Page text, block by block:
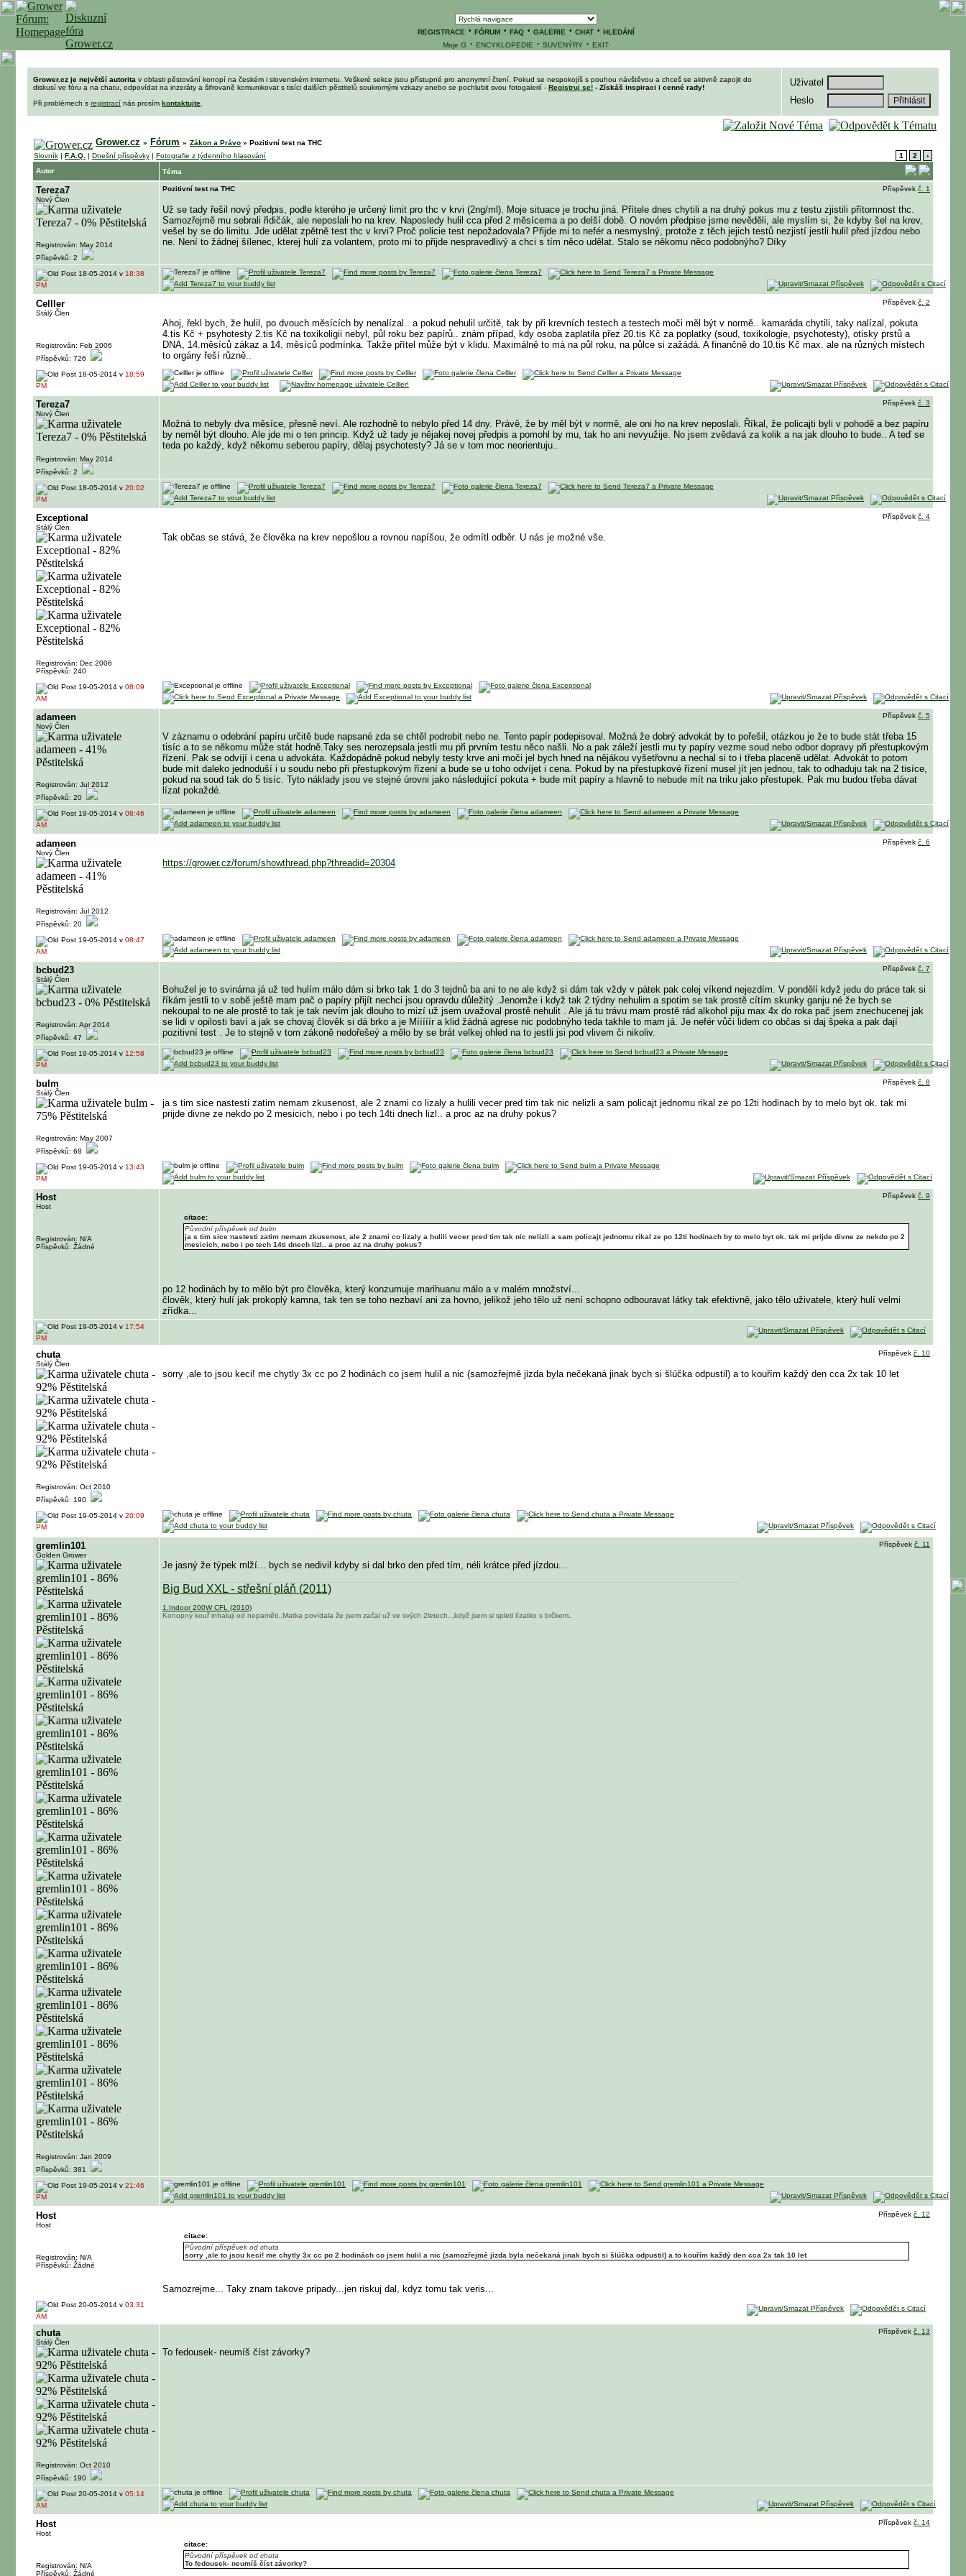
REGISTRACE · FÓRUM· FAQ· GALERIE · CHAT· HLEDÁNÍ
Moje G · ENCYKLOPEDIE · SUVENÝRY · EXIT
Grower.cz je největší autorita v oblasti pěstování konopí na českém i slovenském internetu. Veškeré sekce jsou přístupné pro anonymní čtení. Pokud se nespokojíš s pouhou návštěvou a chceš se aktivně zapojit do
diskusí ve fóru a na chatu, odpovídat na inzeráty a šifrovaně komunikovat s tisíci dalších pěstitelů soukromými vzkazy anebo se pochlubit svou fotogalerií - Registruj se! - Získáš inspiraci i cenné rady!
Při problémech s registrací nás prosím kontaktujte
Uživatel
Heslo
Grower.cz » Fórum » Zákon a Právo » Pozitivní test na THC
Slovník | F.A.Q. | Dnešní příspěvky | Fotografie z týdenního hlasování 1 2
›
Autor
Téma
Tereza7
Nový Člen
Registrován: May 2014
Příspěvků: 2
Pozitivní test na THC Příspěvek č. 1
Už se tady řešil nový předpis, podle kterého je určený limit pro thc v krvi (2ng/ml). Moje situace je trochu jiná. Přítele dnes chytili a na druhý pokus mu z testu zjistili přítomnost thc.
Samozřejmě mu sebrali řidičák, ale neposlali ho na krev. Naposledy hulil cca před 2 měsícema a po delší době. O novém předpise jsme nevěděli, ale myslím si, že kdyby šel na krev,
vešel by se do limitu. Jde udělat zpětně test thc v krvi? Proč policie test nepožadovala? Přijde mi to nefér a nesmyslný, protože z těch jejich testů nezjistí jestli hulil před jízdou nebo
ne. Není to žádnej šílenec, kterej hulí za volantem, proto mi to přijde nespravedlivý a chci s tím něco udělat. Stalo se někomu něco podobnýho? Díky
18-05-2014 v 18:38
PM
Celller
Stálý Člen
Registrován: Feb 2006
Příspěvků: 726
Příspěvek č. 2
Ahoj, řekl bych, že hulil, po dvouch měsících by nenalízal.. a pokud nehulil určitě, tak by při krevních testech a testech moči měl být v normě.. kamaráda chytili, taky nalízal, pokuta
4.tis Kč + psyhotesty 2.tis Kč na toxikoligii nebyl, půl roku bez papírů.. znám případ, kdy osoba zaplatila přez 20.tis Kč za poplatky (soud, toxikologie, psychotesty), otisky prstů a
DNA, 14.měsíců zákaz a 14. měsíců podmínka. Takže přítel může být v klidu. Maximálně to má na půl roku, na půlce si zažádá. A finančně do 10.tis Kč max. ale na různých místech
to orgány řeší různě..
18-05-2014 v 18:59
PM
Tereza7
Nový Člen
Registrován: May 2014
Příspěvků: 2
Příspěvek č. 3
Možná to nebyly dva měsíce, přesně neví. Ale rozhodně to nebylo před 14 dny. Právě, že by měl být v normě, ale oni ho na krev neposlali. Říkal, že policajti byli v pohodě a bez papíru
by neměl být dlouho. Ale jde mi o ten princip. Když už tady je nějakej novej předpis a pomohl by mu, tak ho ani nevyužije. No jsem zvědavá za kolik a na jak dlouho to bude.. A teď se
teda po každý, když někomu seberou papíry, dělaj psychotesty? Já se v tom moc neorientuju..
18-05-2014 v 20:02
PM
Exceptional
Stálý Člen
Registrován: Dec 2006
Příspěvků: 240
Příspěvek č. 4
Tak občas se stává, že člověka na krev nepošlou a rovnou napíšou, že odmítl odběr. U nás je možné vše.
19-05-2014 v 08:09
AM
adameen
Nový Člen
Registrován: Jul 2012
Příspěvků: 20
Příspěvek č. 5
V záznamu o odebrání papíru určitě bude napsané zda se chtěl podrobit nebo ne. Tento papír podepisoval. Možná že dobrý advokát by to pořešil, otázkou je že to bude stát třeba 15
tisíc a to se někomu může stát hodně.Taky ses nerozepsala jestli mu při prvním testu něco našli. No a pak záleží jestli mu ty papíry vezme soud nebo odbor dopravy při přestupkovým
řízení. Pak se odvíjí i cena u advokáta. Každopádně pokud nebyly testy krve ani moči jel bych hned na nějákou vyšetřovnu a nechal si to i třeba placeně udělat. Advokát to potom
bude mít daleko jednoduší i u soudu nebo při přestupkovým řízení a bude se u toho odvíjet i cena. Pokud by na přestupkové řízení musel jít jen jednou, tak to odhaduju tak na 2 tisíce,
pokud na soud tak do 5 tisíc. Tyto náklady jsou ve stejné úrovni jako následující pokuta + bude mít papíry a hlavně to nebude mít na triku jako přestupek. Pak mu budou třeba dávat
lízat pokaždé.
19-05-2014 v 08:46
AM
adameen
Nový Člen
Registrován: Jul 2012
Příspěvků: 20
Příspěvek č. 6
https://grower.cz/forum/showthread.php?threadid=20304
19-05-2014 v 08:47
AM
bcbud23
Stálý Člen
Registrován: Apr 2014
Příspěvků: 47
Příspěvek č. 7
Bohužel je to svinárna já už ted hulím málo dám si brko tak 1 do 3 tejdnů ba ani to ne ale když si dám tak vždy v pátek pak celej víkend nejezdím. V pondělí když jedu do práce tak si
říkám jestli to v sobě ještě mam pač o papíry přijít nechci jsou opravdu důležitý .Jenomže i když tak 2 týdny nehulim a spotim se tak prostě cítím skunky ganju né že bych se
nekoupal to ne ale prostě to tak je tak nevím jak dlouho to mizí už jsem uvažoval prostě nehulit . Ale já tu trávu mam prostě rád alkohol piju max 4x do roka pač jsem znechucenej jak
se lidi v opilosti baví a jak se chovaj člověk si dá brko a je Mííííír a klid žádná agrese nic podobnýho teda takhle to mam já. Je nefér vůči lidem co občas si daj špeka a pak dají
pozitivní test . Je to stejně v tom zákoně nedořešeý a mělo by se brát velkej ohled na to jestli jsi pod vlivem či nikoliv.
19-05-2014 v 12:58
PM
bulm
Stálý Člen
Registrován: May 2007
Příspěvků: 68
Příspěvek č. 8
ja s tim sice nastesti zatim nemam zkusenost, ale 2 znami co lizaly a hulili vecer pred tim tak nic nelizli a sam policajt jednomu rikal ze po 12ti hodinach by to melo byt ok. tak mi
prijde divne ze nekdo po 2 mesicich, nebo i po tech 14ti dnech lizl.. a proc az na druhy pokus?
19-05-2014 v 13:43
PM
Host
Host
Registrován: N/A
Příspěvků: Žádné
Příspěvek č. 9
citace:
Původní příspěvek od bulm
ja s tim sice nastesti zatim nemam zkusenost, ale 2 znami co lizaly a hulili vecer pred tim tak nic nelizli a sam policajt jednomu rikal ze po 12ti hodinach by to melo byt ok. tak mi prijde divne ze nekdo po 2
mesicich, nebo i po tech 14ti dnech lizl.. a proc az na druhy pokus?
po 12 hodinách by to mělo být pro člověka, který konzumuje marihuanu málo a v malém množství...
člověk, který hulí jak prokoplý kamna, tak ten se toho nezbaví ani za hovno, jelikož jeho tělo už není schopno odbouravat látky tak efektivně, jako tělo uživatele, který hulí velmi
zřídka...
19-05-2014 v 17:54
PM
chuta
Stálý Člen
Registrován: Oct 2010
Příspěvků: 190
Příspěvek č. 10
sorry ,ale to jsou keci! me chytly 3x cc po 2 hodinách co jsem hulil a nic (samozřejmě jizda byla nečekaná jinak bych si šlúčka odpustil) a to kouřím každý den cca 2x tak 10 let
19-05-2014 v 20:09
PM
gremlin101
Golden Grower
Registrován: Jan 2009
Příspěvků: 381
Příspěvek č. 11
Je jasný že týpek mlží... bych se nedivil kdyby si dal brko den před tím, néli krátce před jízdou...
Big Bud XXL - střešní pláň (2011)
1.Indoor 200W CFL (2010)
Konopný kouř inhaluji od nepaměti..Matka povídala že jsem začal už ve svých 2letech..,když jsem si spletl lízatko s brčkem..
19-05-2014 v 21:46
PM
Host
Host
Registrován: N/A
Příspěvků: Žádné
Příspěvek č. 12
citace:
Původní příspěvek od chuta
sorry ,ale to jsou keci! me chytly 3x cc po 2 hodinách co jsem hulil a nic (samozřejmě jizda byla nečekaná jinak bych si šlúčka odpustil) a to kouřím každý den cca 2x tak 10 let
Samozrejme... Taky znam takove pripady...jen riskuj dal, kdyz tomu tak veris...
20-05-2014 v 03:31
AM
chuta
Stálý Člen
Registrován: Oct 2010
Příspěvků: 190
Příspěvek č. 13
To fedousek- neumíš číst závorky?
20-05-2014 v 05:14
AM
Host
Host
Registrován: N/A
Příspěvků: Žádné
Příspěvek č. 14
citace:
Původní příspěvek od chuta
To fedousek- neumíš číst závorky?